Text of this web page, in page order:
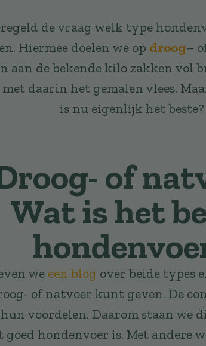
de vraag welk type
Hiermee doelen we op droog–
aan de bekende kilo zakken vol
daarin het gemalen vlees.
is nu eigenlijk het beste?
of
Wat is het
we een blog over beide types
of natvoer kunt geven. De
hun voordelen. Daarom staan we
hondenvoer is. Met andere